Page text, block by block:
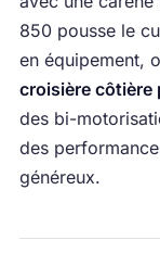
850 pousse le
en équipement,
croisière côtière
des bi-
des
généreux.